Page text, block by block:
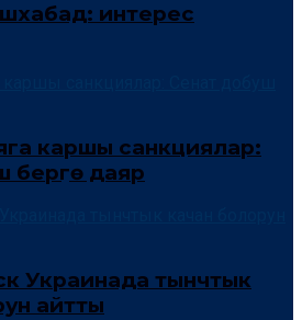
интерес
каршы санкциялар:
даяр
Украинада тынчтык
айтты